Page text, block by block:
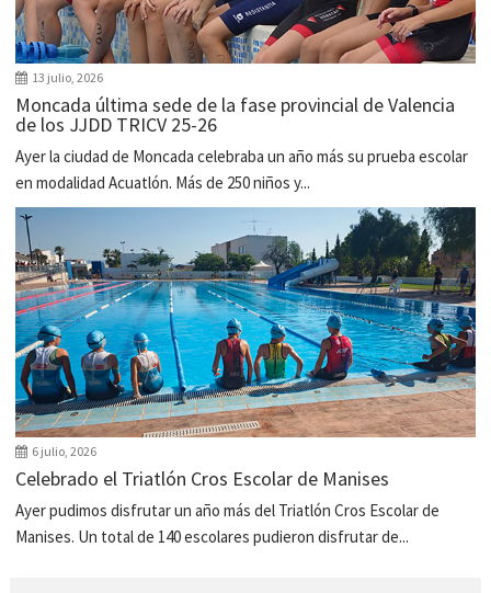
13 julio, 2026
Moncada última sede de la fase provincial de Valencia
de los JJDD TRICV 25-26
Ayer la ciudad de Moncada celebraba un año más su prueba escolar
en modalidad Acuatlón. Más de 250 niños y...
6 julio, 2026
Celebrado el Triatlón Cros Escolar de Manises
Ayer pudimos disfrutar un año más del Triatlón Cros Escolar de
Manises. Un total de 140 escolares pudieron disfrutar de...